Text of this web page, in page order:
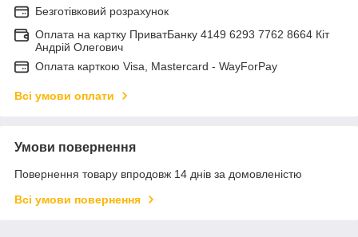
Безготівковий розрахунок
Оплата на картку ПриватБанку 4149 6293 7762 8664 Кіт
Андрій Олегович
Оплата карткою Visa, Mastercard - WayForPay
Всі умови оплати
Умови повернення
Повернення товару впродовж 14 днів за домовленістю
Всі умови повернення